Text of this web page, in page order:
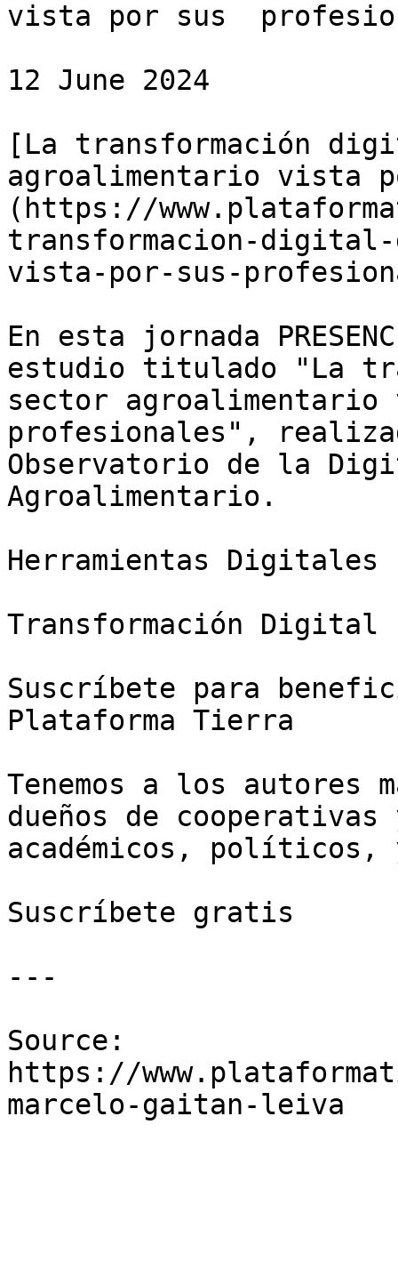
vista por sus
12 June 2024
[La transformación
agroalimentario vista
(https://
transformacion-
vista-por-sus-
En esta jornada
estudio titulado "La
sector
profesionales",
Observatorio de la
Agroalimentario.
Herramientas Digitales
Transformación Digital
Suscríbete para
Plataforma Tierra
Tenemos a los autores
dueños de cooperativas
académicos, políticos,
Suscríbete gratis
---
Source:
https://